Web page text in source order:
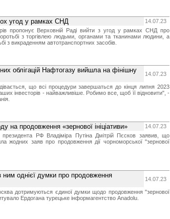
угод у рамках СНД
14.07.23
пропонує Верховній Раді вийти з угод у рамках СНД про
з торгівлею людьми, органами та тканинами людини, а
з викраденням автотранспортних засобів.
облігацій Нафтогазу вийшла на фінішну
14.07.23
що всі процедури завершаться до кінця липня 2023
інвесторів - найважливіше. Робимо все, щоб її відновити", -
на продовження «зернової ініціативи»
14.07.23
президента РФ Владіміра Путіна Дмітрій Пєсков заявив, що
жодних заяв про продовження дії чорноморської "зернової
ним однієї думки про продовження
14.07.23
дотримуються єдиної думки щодо продовження "зернової
Ердогана турецьке інформагентство Anadolu.